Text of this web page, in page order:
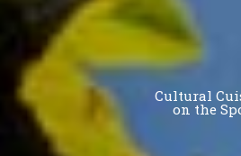
Cultural
on the